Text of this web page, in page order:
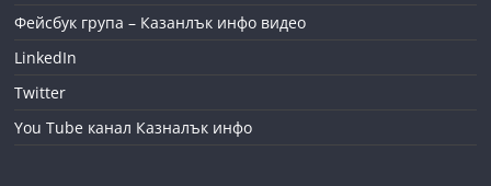
Фейсбук група – Казанлък инфо видео
LinkedIn
Twitter
You Tube канал Казналък инфо